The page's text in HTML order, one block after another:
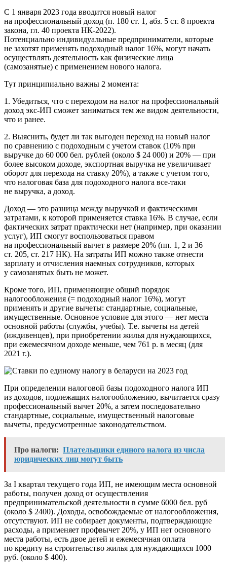
С 1 января 2023 года вводится новый налог
на профессиональный доход (п. 180 ст. 1, абз. 5 ст. 8 проекта
закона, гл. 40 проекта НК-2022).
Потенциально индивидуальные предприниматели, которые
не захотят применять подоходный налог 16%, могут начать
осуществлять деятельность как физические лица
(самозанятые) с применением нового налога.
Тут принципиально важны 2 момента:
1. Убедиться, что с переходом на налог на профессиональный
доход экс-ИП сможет заниматься тем же видом деятельности,
что и ранее.
2. Выяснить, будет ли так выгоден переход на новый налог
по сравнению с подоходным с учетом ставок (10% при
выручке до 60 000 бел. рублей (около $ 24 000) и 20% — при
более высоком доходе, экспортная выручка не увеличивает
оборот для перехода на ставку 20%), а также с учетом того,
что налоговая база для подоходного налога все-таки
не выручка, а доход.
Доход — это разница между выручкой и фактическими
затратами, к которой применяется ставка 16%. В случае, если
фактических затрат практически нет (например, при оказании
услуг), ИП смогут воспользоваться правом
на профессиональный вычет в размере 20% (пп. 1, 2 и 36
ст. 205, ст. 217 НК). На затраты ИП можно также отнести
зарплату и отчисления наемных сотрудников, которых
у самозанятых быть не может.
Кроме того, ИП, применяющие общий порядок
налогообложения (= подоходный налог 16%), могут
применять и другие вычеты: стандартные, социальные,
имущественные. Основное условие для этого — нет места
основной работы (службы, учебы). Т.е. вычеты на детей
(иждивенцев), при приобретении жилья для нуждающихся,
при ежемесячном доходе меньше, чем 761 р. в месяц (для
2021 г.).
При определении налоговой базы подоходного налога ИП
из доходов, подлежащих налогообложению, вычитается сразу
профессиональный вычет 20%, а затем последовательно
стандартные, социальные, имущественный налоговые
вычеты, предусмотренные законодательством.
Про налоги: Плательщики единого налога из числа
юридических лиц могут быть
За I квартал текущего года ИП, не имеющим места основной
работы, получен доход от осуществления
предпринимательской деятельности в сумме 6000 бел. руб
(около $ 2400). Доходы, освобождаемые от налогообложения,
отсутствуют. ИП не собирает документы, подтверждающие
расходы, а применяет профвычет 20%, у ИП нет основного
места работы, есть двое детей и ежемесячная оплата
по кредиту на строительство жилья для нуждающихся 1000
руб. (около $ 400).